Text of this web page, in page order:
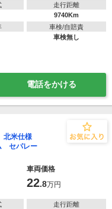
走行距離
9740Km
車検/自賠責
車検無し
電話をかける
北米仕様
セパレー
車両価格
22.8万円
走行距離